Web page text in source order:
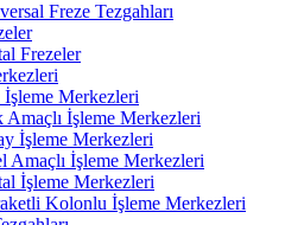
Freze Tezgahları
Frezeler
Merkezleri
Amaçlı İşleme Merkezleri
İşleme Merkezleri
Amaçlı İşleme Merkezleri
İşleme Merkezleri
Kolonlu İşleme Merkezleri